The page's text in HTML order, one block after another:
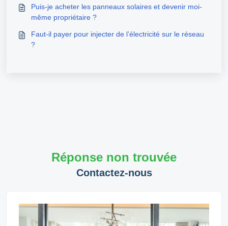
Puis-je acheter les panneaux solaires et devenir moi-
même propriétaire ?
Faut-il payer pour injecter de l’électricité sur le réseau
?
Réponse non trouvée
Contactez-nous